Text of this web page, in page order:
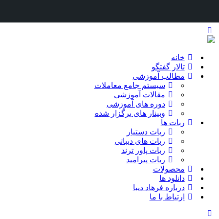
خانه
تالار گفتگو
مطالب آموزشی
سیستم جامع معاملات
مقالات آموزشی
دوره های آموزشی
وبینار های برگزار شده
ربات ها
ربات دستیار
ربات های دیباتی
ربات پاور ترند
ربات پیرامید
محصولات
دانلود ها
درباره فرهاد دیبا
ارتباط با ما